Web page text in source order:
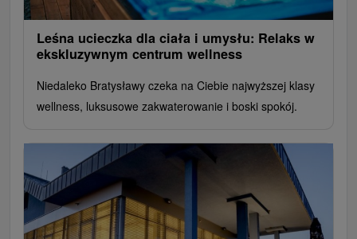
Leśna ucieczka dla ciała i umysłu: Relaks w
ekskluzywnym centrum wellness
Niedaleko Bratysławy czeka na Ciebie najwyższej klasy
wellness, luksusowe zakwaterowanie i boski spokój.